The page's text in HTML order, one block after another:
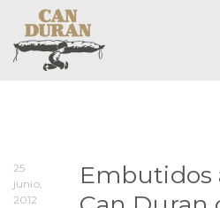
25
junio,
2012
Embutidos